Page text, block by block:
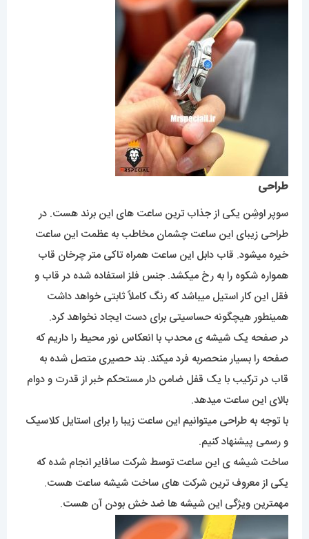
طراحی
سوپر اوشِن یکی از جذاب ترین ساعت های این برند هست. در
طراحی زیبای این ساعت چشمان مخاطب به عظمت این ساعت
خیره میشود. قاب دابل این ساعت همراه تاکی متر چرخان قاب
همواره شکوه را به رخ میکشد. جنس فلز استفاده شده در قاب و
فقل این کار استیل میباشد که رنگ کاملاً ثابتی خواهد داشت
همینطور هیچگونه حساسیتی برای دست ایجاد نخواهد کرد.
در صفحه یک شیشه ی محدب با انعکاس نور محیط را داریم که
صفحه را بسیار منحصربه فرد میکند. بند حصیری متصل شده به
قاب در ترکیب با یک قفل ضامن دار مستحکم خبر از قدرت و دوام
بالای این ساعت میدهد.
با توجه به طراحی میتوانیم این ساعت زیبا را برای استایل کلاسیک
و رسمی پیشنهاد کنیم.
ساخت شیشه ی این ساعت توسط شرکت سافایر انجام شده که
یکی از معروف ترین شرکت های ساخت شیشه ساعت هست.
مهمترین ویژگی این شیشه ها ضد خش بودن آن هست.